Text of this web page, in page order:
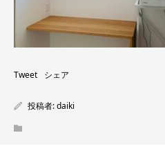
Tweet シェア
投稿者:daiki